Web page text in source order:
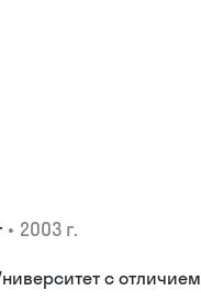
• 2003 г.
с отличием